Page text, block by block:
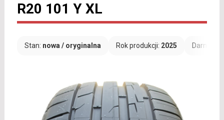
R20 101 Y XL
Stan: nowa / oryginalna Rok produkcji: 2025